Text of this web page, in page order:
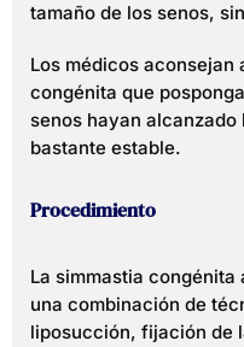
tamaño de los senos,
Los médicos aconsejan
congénita que
senos hayan
bastante estable.
Procedimiento
La simmastia
una combinación de
liposucción, fijación de